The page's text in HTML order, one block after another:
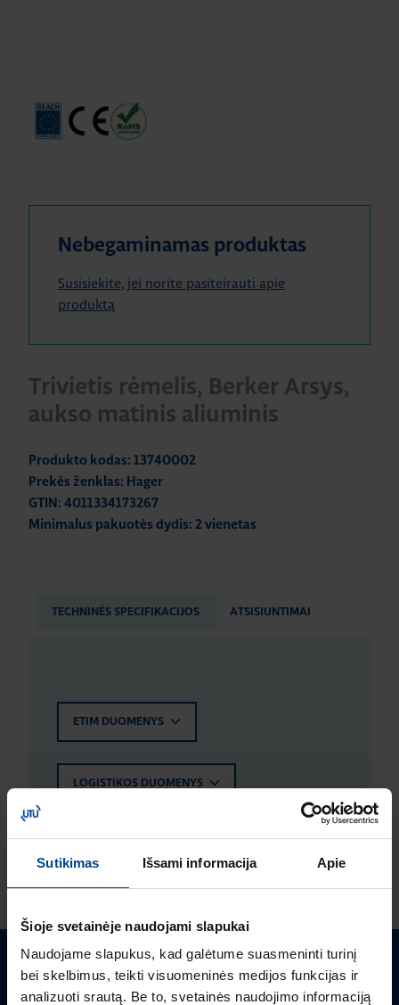
Sutikimas Išsami informacija Apie
Šioje svetainėje naudojami slapukai
Naudojame slapukus, kad galėtume suasmeninti turinį
bei skelbimus, teikti visuomeninės medijos funkcijas ir
analizuoti srautą. Be to, svetainės naudojimo informaciją
Nebegaminamas produktas
Susisiekite, jei norite pasiteirauti apie
produktą
Trivietis rėmelis, Berker Arsys,
aukso matinis aliuminis
Produkto kodas: 13740002
Prekės ženklas: Hager
GTIN: 4011334173267
Minimalus pakuotės dydis: 2 vienetas
TECHNINĖS SPECIFIKACIJOS ATSISIUNTIMAI
ETIM DUOMENYS
LOGISTIKOS DUOMENYS
Turite klausimų? Susisiekite